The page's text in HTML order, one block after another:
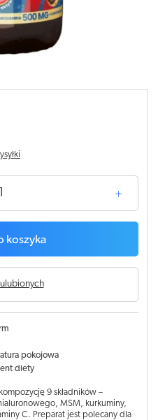
koszyka
pokojowa
diety
9 składników –
MSM, kurkuminy,
C. Preparat jest polecany dla